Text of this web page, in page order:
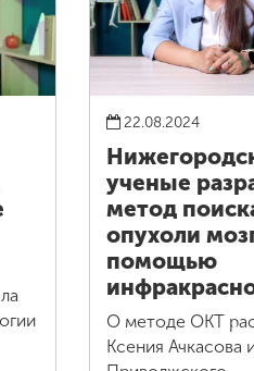
22.08.2024
ученые
метод
опухоли
помощью
О методе ОКТ
Ксения Ачкасова